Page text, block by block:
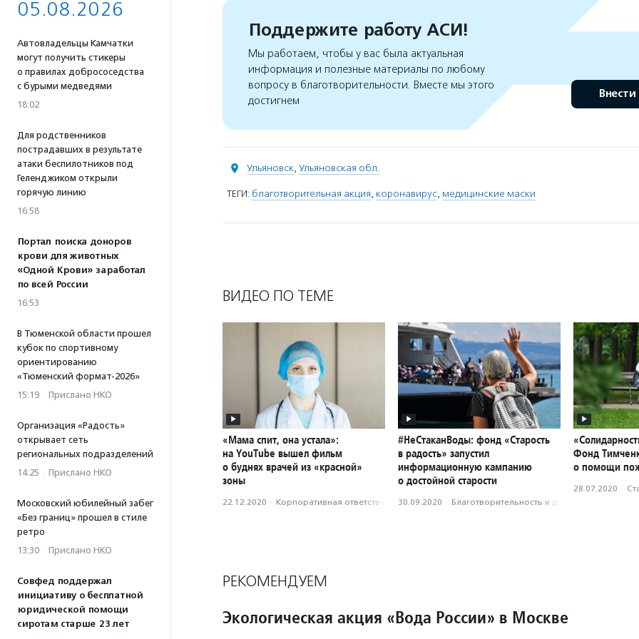
05.08.2026
Автовладельцы Камчатки
могут получить стикеры
о правилах добрососедства
с бурыми медведями
18:02
Для родственников
пострадавших в результате
атаки беспилотников под
Геленджиком открыли
горячую линию
16:58
Портал поиска доноров
крови для животных
«Одной Крови» заработал
по всей России
16:53
В Тюменской области прошел
кубок по спортивному
ориентированию
«Тюменский формат-2026»
15:19 · Прислано НКО
Организация «Радость»
открывает сеть
региональных подразделений
14:25 · Прислано НКО
Московский юбилейный забег
«Без границ» прошел в стиле
ретро
13:30 · Прислано НКО
Совфед поддержал
инициативу о бесплатной
юридической помощи
сиротам старше 23 лет
Поддержите работу АСИ!
Мы работаем, чтобы у вас была актуальная
информация и полезные материалы по любому
вопросу в благотворительности. Вместе мы этого
достигнем
Внести
Ульяновск, Ульяновская обл.
ТЕГИ: благотворительная акция, коронавирус, медицинские маски
ВИДЕО ПО ТЕМЕ
«Мама спит, она устала»:
на YouTube вышел фильм
о буднях врачей из «красной»
зоны
22.12.2020 · Корпоративная ответственность
#НеСтаканВоды: фонд «Старость
в радость» запустил
информационную кампанию
о достойной старости
30.09.2020 · Благотвори­тель­ность и доброволь­чест­во
Фонд
о помощи
28.07.2020 ·
РЕКОМЕНДУЕМ
Экологическая акция «Вода России» в Москве